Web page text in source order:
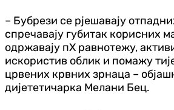
– Бубрези се рјешавају
спречавају губитак корисних
одржавају пХ равнотежу,
искористив облик и помажу
црвених крвних зрнаца –
дијететичарка Мелани Бец.